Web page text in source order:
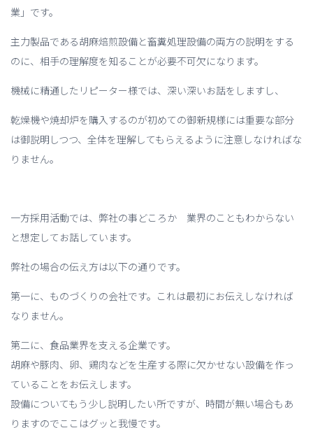
業」です。
主力製品である胡麻焙煎設備と畜糞処理設備の両方の説明をする
のに、相手の理解度を知ることが必要不可欠になります。
機械に精通したリピーター様では、深い深いお話をしますし、
乾燥機や焼却炉を購入するのが初めての御新規様には重要な部分
は御説明しつつ、全体を理解してもらえるように注意しなければな
りません。
一方採用活動では、弊社の事どころか 業界のこともわからない
と想定してお話しています。
弊社の場合の伝え方は以下の通りです。
第一に、ものづくりの会社です。これは最初にお伝えしなければ
なりません。
第二に、食品業界を支える企業です。
胡麻や豚肉、卵、鶏肉などを生産する際に欠かせない設備を作っ
ていることをお伝えします。
設備についてもう少し説明したい所ですが、時間が無い場合もあ
りますのでここはグッと我慢です。